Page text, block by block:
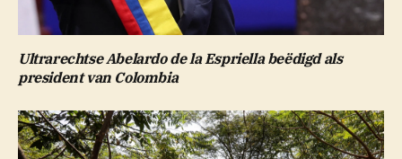
Ultrarechtse Abelardo de la Espriella beëdigd als
president van Colombia